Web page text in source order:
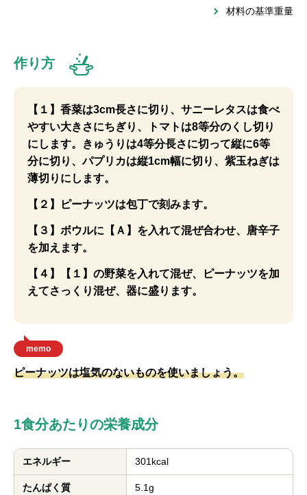
材料の基準重量
作り方
【１】香菜は3cm長さに切り、サニーレタスは食べ
やすい大きさにちぎり、トマトは8等分のくし切り
にします。きゅうりは4等分長さに切って縦に6等
分に切り、パプリカは縦1cm幅に切り、紫玉ねぎは
薄切りにします。
【２】ピーナッツは包丁で刻みます。
【３】ボウルに【Ａ】を入れて混ぜ合わせ、唐辛子
を加えます。
【４】【１】の野菜を入れて混ぜ、ピーナッツを加
えてさっくり混ぜ、器に盛ります。
memo
ピーナッツは塩気のないものを使いましょう。
1食分あたりの栄養成分
エネルギー 301kcal
たんぱく質 5.1g